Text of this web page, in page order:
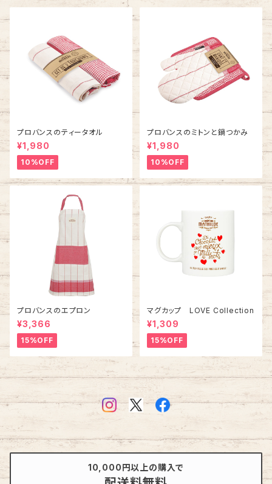
プロバンスのティータオル
¥1,980
10%OFF
プロバンスのミトンと鍋つかみ
¥1,980
10%OFF
プロバンスのエプロン
¥3,366
15%OFF
マグカップ LOVE Collection
¥1,309
15%OFF
10,000円以上の購入で